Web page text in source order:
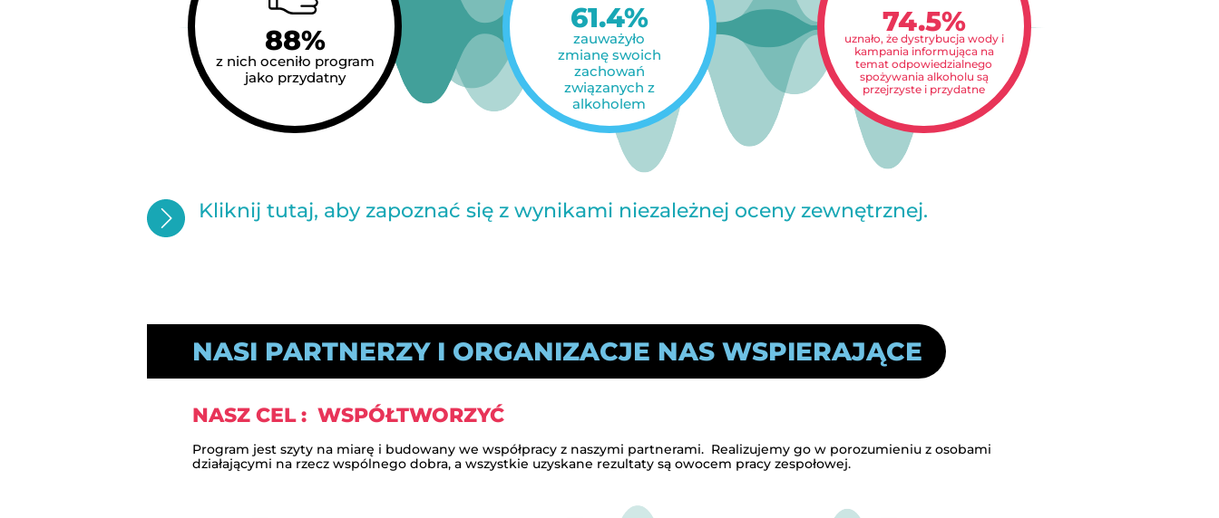
88%
z nich oceniło program
jako przydatny
61.4%
zauważyło
zmianę swoich
zachowań
związanych z
alkoholem
74.5%
uznało, że dystrybucja wody i
kampania informująca na
temat odpowiedzialnego
spożywania alkoholu są
przejrzyste i przydatne
Kliknij tutaj, aby zapoznać się z wynikami niezależnej oceny zewnętrznej.
NASI PARTNERZY I ORGANIZACJE NAS WSPIERAJĄCE
NASZ CEL : WSPÓŁTWORZYĆ
Program jest szyty na miarę i budowany we współpracy z naszymi partnerami. Realizujemy go w porozumieniu z osobami
działającymi na rzecz wspólnego dobra, a wszystkie uzyskane rezultaty są owocem pracy zespołowej.